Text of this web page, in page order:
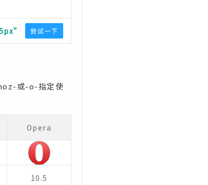
尝试一下
或-o-指定使
Opera
10.5